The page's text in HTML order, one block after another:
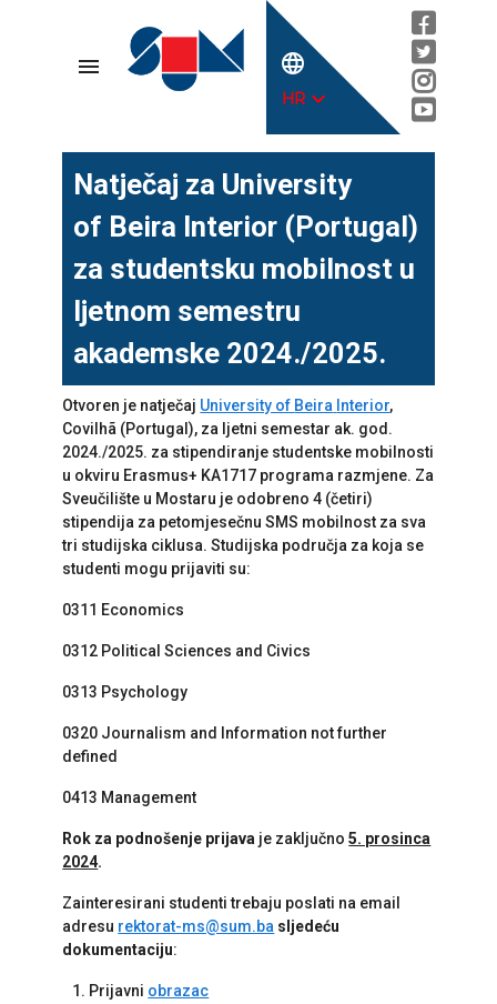
menu language
HRexpand_more
Natječaj za University
of Beira Interior (Portugal)
za studentsku mobilnost u
ljetnom semestru
akademske 2024./2025.
Otvoren je natječaj University of Beira Interior,
Covilhã (Portugal), za ljetni semestar ak. god.
2024./2025. za stipendiranje studentske mobilnosti
u okviru Erasmus+ KA1717 programa razmjene. Za
Sveučilište u Mostaru je odobreno 4 (četiri)
stipendija za petomjesečnu SMS mobilnost za sva
tri studijska ciklusa. Studijska područja za koja se
studenti mogu prijaviti su:
0311 Economics
0312 Political Sciences and Civics
0313 Psychology
0320 Journalism and Information not further
defined
0413 Management
Rok za podnošenje prijava je zaključno5. prosinca
2024.
Zainteresirani studenti trebaju poslati na email
adresu rektorat-ms@sum.ba sljedeću
dokumentaciju:
Prijavni obrazac